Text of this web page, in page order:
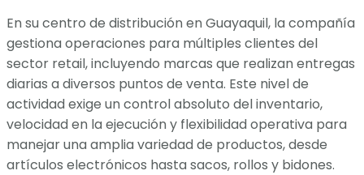
En su centro de distribución en Guayaquil, la compañía
gestiona operaciones para múltiples clientes del
sector retail, incluyendo marcas que realizan entregas
diarias a diversos puntos de venta. Este nivel de
actividad exige un control absoluto del inventario,
velocidad en la ejecución y flexibilidad operativa para
manejar una amplia variedad de productos, desde
artículos electrónicos hasta sacos, rollos y bidones.